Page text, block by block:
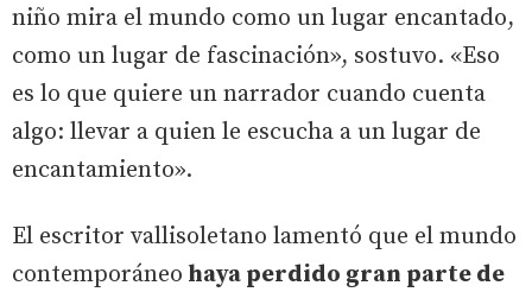
niño mira el mundo como un lugar encantado,
como un lugar de fascinación», sostuvo. «Eso
es lo que quiere un narrador cuando cuenta
algo: llevar a quien le escucha a un lugar de
encantamiento».
El escritor vallisoletano lamentó que el mundo
contemporáneo haya perdido gran parte de